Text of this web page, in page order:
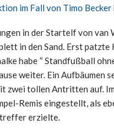
im Fall von Timo Becker
in der Startelf von
in den Sand. Erst
habe “ Standfußball
weiter. Ein Aufbäumen
zwei tollen Antritten auf.
Remis eingestellt, als
erzielte.